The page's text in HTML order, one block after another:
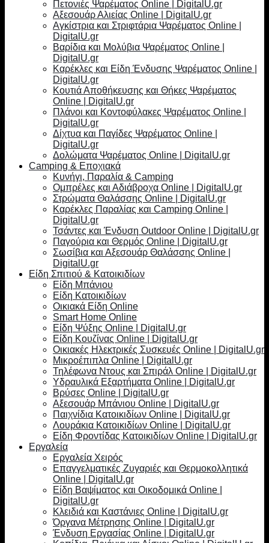
Πετονιές Ψαρέματος Online | DigitalU.gr
Αξεσουάρ Αλιείας Online | DigitalU.gr
Αγκίστρια και Στριφτάρια Ψαρέματος Online |
DigitalU.gr
Βαρίδια και Μολύβια Ψαρέματος Online |
DigitalU.gr
Καρέκλες και Είδη Ένδυσης Ψαρέματος Online |
DigitalU.gr
Κουτιά Αποθήκευσης και Θήκες Ψαρέματος
Online | DigitalU.gr
Πλάνοι και Κοντοφύλακες Ψαρέματος Online |
DigitalU.gr
Δίχτυα και Παγίδες Ψαρέματος Online |
DigitalU.gr
Δολώματα Ψαρέματος Online | DigitalU.gr
Camping & Εποχιακά
Κυνήγι, Παραλία & Camping
Ομπρέλες και Αδιάβροχα Online | DigitalU.gr
Στρώματα Θαλάσσης Online | DigitalU.gr
Καρέκλες Παραλίας και Camping Online |
DigitalU.gr
Τσάντες και Ένδυση Outdoor Online | DigitalU.gr
Παγούρια και Θερμός Online | DigitalU.gr
Σωσίβια και Αξεσουάρ Θαλάσσης Online |
DigitalU.gr
Είδη Σπιτιού & Κατοικιδίων
Είδη Μπάνιου
Είδη Κατοικιδίων
Οικιακά Είδη Online
Smart Home Online
Είδη Ψύξης Online | DigitalU.gr
Είδη Κουζίνας Online | DigitalU.gr
Οικιακές Ηλεκτρικές Συσκευές Online | DigitalU.gr
Μικροέπιπλα Online | DigitalU.gr
Τηλέφωνα Ντους και Σπιράλ Online | DigitalU.gr
Υδραυλικά Εξαρτήματα Online | DigitalU.gr
Βρύσες Online | DigitalU.gr
Αξεσουάρ Μπάνιου Online | DigitalU.gr
Παιχνίδια Κατοικιδίων Online | DigitalU.gr
Λουράκια Κατοικιδίων Online | DigitalU.gr
Είδη Φροντίδας Κατοικιδίων Online | DigitalU.gr
Εργαλεία
Εργαλεία Χειρός
Επαγγελματικές Ζυγαριές και Θερμοκολλητικά
Online | DigitalU.gr
Είδη Βαψίματος και Οικοδομικά Online |
DigitalU.gr
Κλειδιά και Καστάνιες Online | DigitalU.gr
Όργανα Μέτρησης Online | DigitalU.gr
Ένδυση Εργασίας Online | DigitalU.gr